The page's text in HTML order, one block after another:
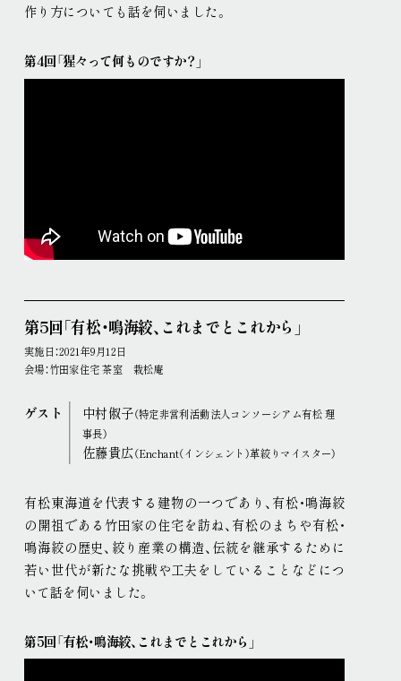
作り方についても話を伺いました。
第4回「猩々って何ものですか？」
第5回「有松・鳴海絞、これまでとこれから」
実施日：2021年9月12日
会場：竹田家住宅 茶室 栽松庵
ゲスト 中村俶子（特定非営利活動法人コンソーシアム有松 理
事長）
佐藤貴広（Enchant（インシェント）革絞りマイスター）
有松東海道を代表する建物の一つであり、有松・鳴海絞
の開祖である竹田家の住宅を訪ね、有松のまちや有松・
鳴海絞の歴史、絞り産業の構造、伝統を継承するために
若い世代が新たな挑戦や工夫をしていることなどにつ
いて話を伺いました。
第5回「有松・鳴海絞、これまでとこれから」